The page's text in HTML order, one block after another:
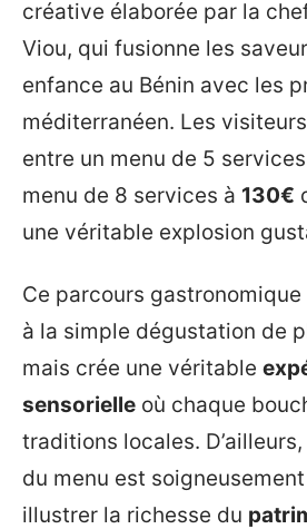
créative élaborée par la
Viou, qui fusionne les
enfance au Bénin avec les
méditerranéen. Les
entre un menu de 5
menu de 8 services à 130€
une véritable explosion
Ce parcours
à la simple dégustation de
mais crée une véritable
sensorielle où chaque
traditions locales.
du menu est
illustrer la richesse du